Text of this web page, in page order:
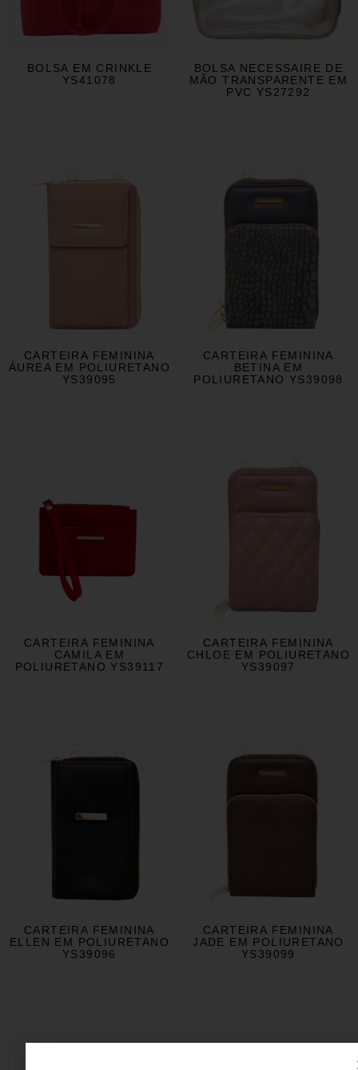
BOLSA EM CRINKLE
YS41078
BOLSA NECESSAIRE DE
MÃO TRANSPARENTE EM
PVC YS27292
CARTEIRA FEMININA
ÁUREA EM POLIURETANO
YS39095
CARTEIRA FEMININA
BETINA EM
POLIURETANO YS39098
CARTEIRA FEMININA
CAMILA EM
POLIURETANO YS39117
CARTEIRA FEMININA
CHLOE EM POLIURETANO
YS39097
CARTEIRA FEMININA
ELLEN EM POLIURETANO
YS39096
CARTEIRA FEMININA
JADE EM POLIURETANO
YS39099